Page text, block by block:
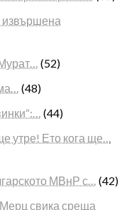
(52)
(48)
(44)
утре! Ето кога ще…
МВнР с… (42)
свика среща